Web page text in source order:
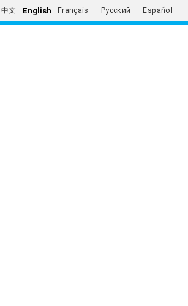
中文 English Français Русский Español